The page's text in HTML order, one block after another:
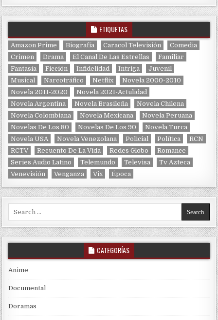
ETIQUETAS
Amazon Prime Biografía Caracol Televisión
Comedia
Crimen
Drama El Canal De Las Estrellas
Familiar
Fantasía
Ficción Infidelidad Intriga
Juvenil
Musical
Narcotráfico Netflix
Novela 2000-2010
Novela 2011-2020
Novela 2021-Actulidad
Novela Argentina
Novela Brasileña
Novela Chilena
Novela Colombiana
Novela Mexicana
Novela Peruana
Novelas De Los 80
Novelas De Los 90
Novela Turca
Novela USA
Novela Venezolana Policial Política
RCN
RCTV
Recuento De La Vida Redes Globo
Romance
Series Audio Latino
Telemundo Televisa
Tv Azteca
Venevisión
Venganza Vix Época
Search for:
CATEGORÍAS
Anime
Documental
Doramas